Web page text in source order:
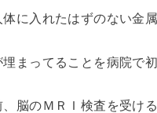
に入れたはずのない金
まってることを病院で
脳のＭＲＩ検査を受け